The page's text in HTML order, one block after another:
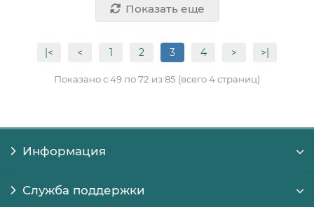
Показать еще
|< < 1 2 3 4 > >|
Показано с 49 по 72 из 85 (всего 4 страниц)
Информация
Служба поддержки